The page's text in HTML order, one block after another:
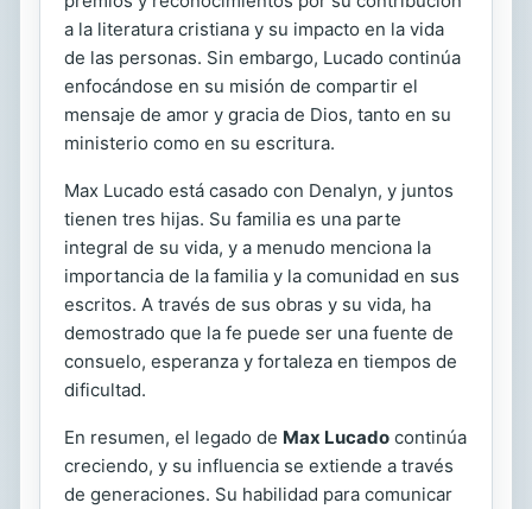
a la literatura cristiana y su impacto en la vida
de las personas. Sin embargo, Lucado continúa
enfocándose en su misión de compartir el
mensaje de amor y gracia de Dios, tanto en su
ministerio como en su escritura.
Max Lucado está casado con Denalyn, y juntos
tienen tres hijas. Su familia es una parte
integral de su vida, y a menudo menciona la
importancia de la familia y la comunidad en sus
escritos. A través de sus obras y su vida, ha
demostrado que la fe puede ser una fuente de
consuelo, esperanza y fortaleza en tiempos de
dificultad.
En resumen, el legado de Max Lucado continúa
creciendo, y su influencia se extiende a través
de generaciones. Su habilidad para comunicar